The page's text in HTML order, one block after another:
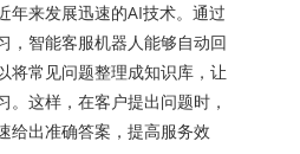
来发展迅速的AI技术。通过
，智能客服机器人能够自动回
将常见问题整理成知识库，让
。这样，在客户提出问题时，
给出准确答案，提高服务效